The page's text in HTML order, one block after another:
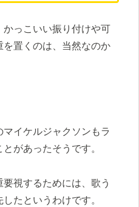
っこいい振り付けや可
置くのは、当然なのか
イケルジャクソンもラ
があったそうです。
視するためには、歌う
たというわけです。